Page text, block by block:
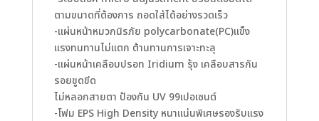
ตามขนาดที่ต้องการ ถอดใส่ได้อย่างรวดเร็ว
-แผ่นหน้าหมวกนิรภัย polycarbonate(PC)แข็ง
แรงทนทานไม่แตก ต้านทานการเจาะทะลุ
-แผ่นหน้าเคลือบปรอท Iridium รุ้ง เคลือบสารกัน
รอยขูดขีด
ไม่หลอกสายตา ป้องกัน UV 99เปอเซนต์
-โฟม EPS High Density หนาแน่นพิเศษรองรับแรง